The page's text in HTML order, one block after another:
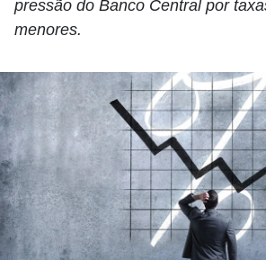
pressão do Banco Central por
menores.